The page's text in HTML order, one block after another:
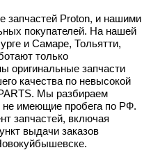
запчастей Proton, и нашими
покупателей. На нашей
и Самаре, Тольятти,
только
оригинальные запчасти
качества по невысокой
Мы разбираем
не имеющие пробега по РФ.
запчастей, включая
выдачи заказов